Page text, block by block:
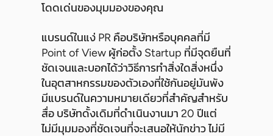
โดดเด่นของมุมมองของคุณ
แบรนด์ในแง่ PR คือบริษัทหรือบุคคลที่มี
Point of View ผู้ก่อตั้ง Startup ที่มีจุดยืนที่
ชัดเจนและบอกได้ว่าวิธีการทำสิ่งใดสิ่งหนึ่ง
ในอุตสาหกรรมของตัวเองที่ใช้กันอยู่มันพัง
มีแบรนด์ในความหมายเดียวที่สำคัญสำหรับ
สื่อ บริษัทดั้งเดิมที่ดำเนินงานมา 20 ปีแต่
ไม่มีมุมมองที่ชัดเจนที่จะเสนอให้นักข่าว ไม่มี